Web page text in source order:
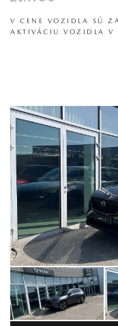
V CENE VOZIDLA SÚ
AKTIVÁCIU VOZIDLA V